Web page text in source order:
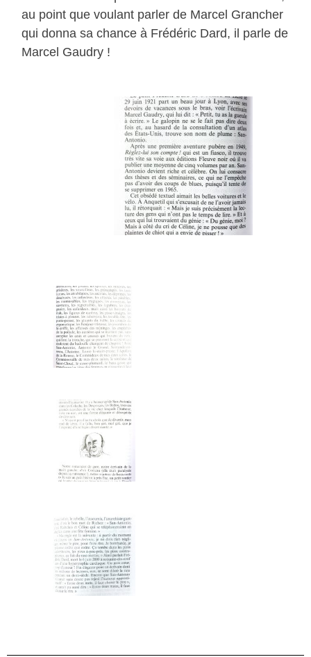
au point que voulant parler de Marcel Grancher
qui donna sa chance à Frédéric Dard, il parle de
Marcel Gaudry !